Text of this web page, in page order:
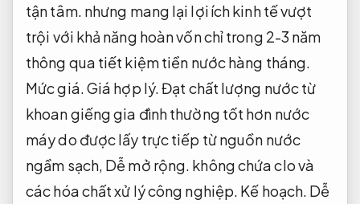
tận tâm. nhưng mang lại lợi ích kinh tế vượt
trội với khả năng hoàn vốn chỉ trong 2-3 năm
thông qua tiết kiệm tiền nước hàng tháng.
Mức giá.Giá hợp lý.Đạt chất lượng nước từ
khoan giếng gia đình thường tốt hơn nước
máy do được lấy trực tiếp từ nguồn nước
ngầm sạch, Dễ mở rộng. không chứa clo và
các hóa chất xử lý công nghiệp. Kế hoạch. Dễ